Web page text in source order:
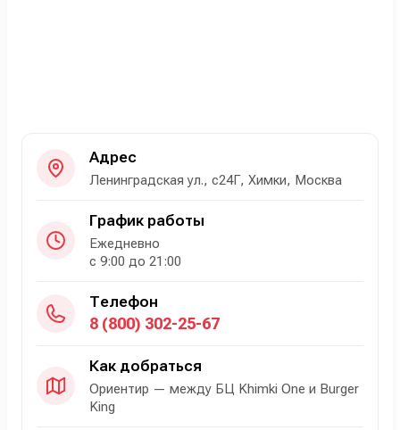
Адрес
Ленинградская ул., с24Г, Химки, Москва
График работы
Ежедневно
с 9:00 до 21:00
Телефон
8 (800) 302-25-67
Как добраться
Ориентир — между БЦ Khimki One и Burger
King